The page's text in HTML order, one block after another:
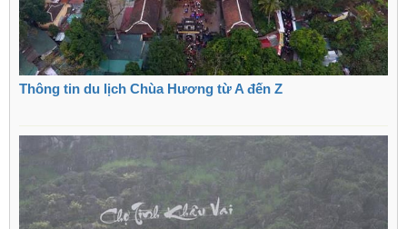
Thông tin du lịch Chùa Hương từ A đến Z